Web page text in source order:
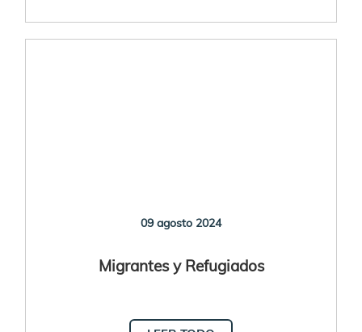
09 agosto 2024
Migrantes y Refugiados